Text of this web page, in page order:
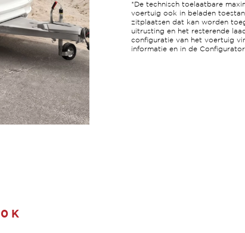
*De technisch toelaatbare
voertuig ook in beladen
zitplaatsen dat kan worden
uitrusting en het resterende
configuratie van het voertuig
informatie en in de Configurator.
K